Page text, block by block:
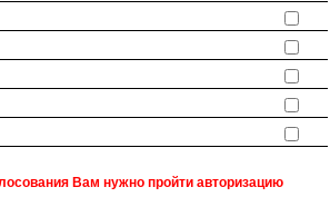
Вам нужно пройти авторизацию